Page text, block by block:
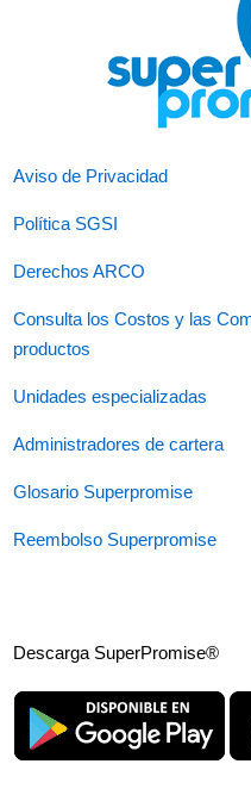
Aviso de Privacidad
Política SGSI
Derechos ARCO
Consulta los Costos y las
productos
Unidades especializadas
Administradores de cartera
Glosario Superpromise
Reembolso Superpromise
Descarga SuperPromise®